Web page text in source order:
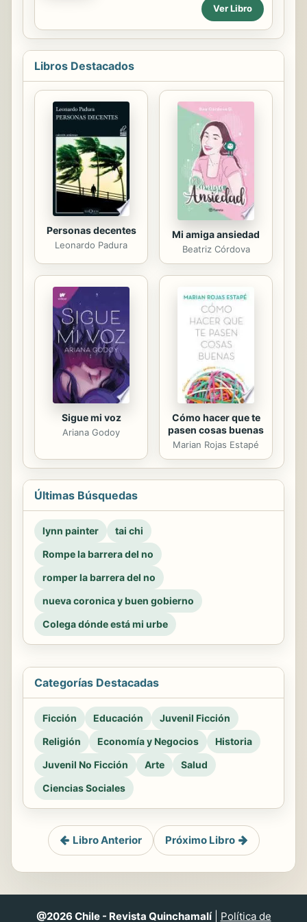
monetarias y fiscales restrictivas en
favor de la reducción de la inflación y
la estabilidad cambiaria, para
promover ...
ocurrió un incendio en el boliche
República de Cromañón, visto desde
distintas perspectivas. ¿Cómo vivió la
en primera plana? ¿Cómo reaccionó
los argentinos lo acontecido? La
política y su responsabilidad, los
allegados al lugar junto con la
televisión, bomberos y policías.
¿Cómo fue el codearse con la
muerte? Un viaje al interior del...
Ver Libro
Libros Destacados
Personas decentes
Leonardo Padura
Mi amiga ansiedad
Beatriz Córdova
Sigue mi voz
Ariana Godoy
Cómo hacer que te
pasen cosas buenas
Marian Rojas Estapé
Últimas Búsquedas
lynn painter
tai chi
Rompe la barrera del no
romper la barrera del no
nueva coronica y buen gobierno
Colega dónde está mi urbe
Categorías Destacadas
Ficción Educación
Juvenil Ficción
Religión
Economía y Negocios
Historia
Juvenil No Ficción
Arte
Salud
Ciencias Sociales
Libro Anterior Próximo Libro
@2026 Chile - Revista Quinchamalí| Política de